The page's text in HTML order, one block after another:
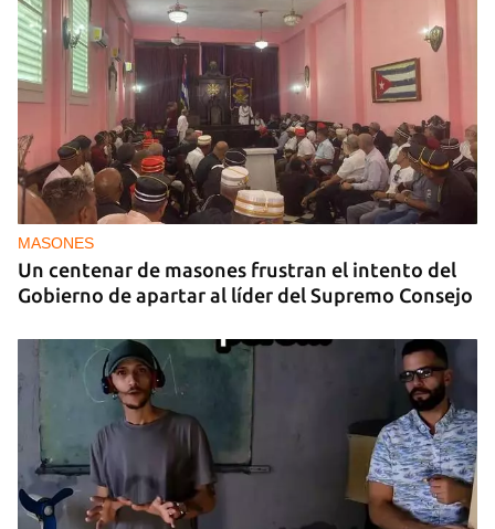
Arturo Sandoval en concierto junto a Chucho
Valdés
MASONES
Un centenar de masones frustran el intento del
Gobierno de apartar al líder del Supremo Consejo